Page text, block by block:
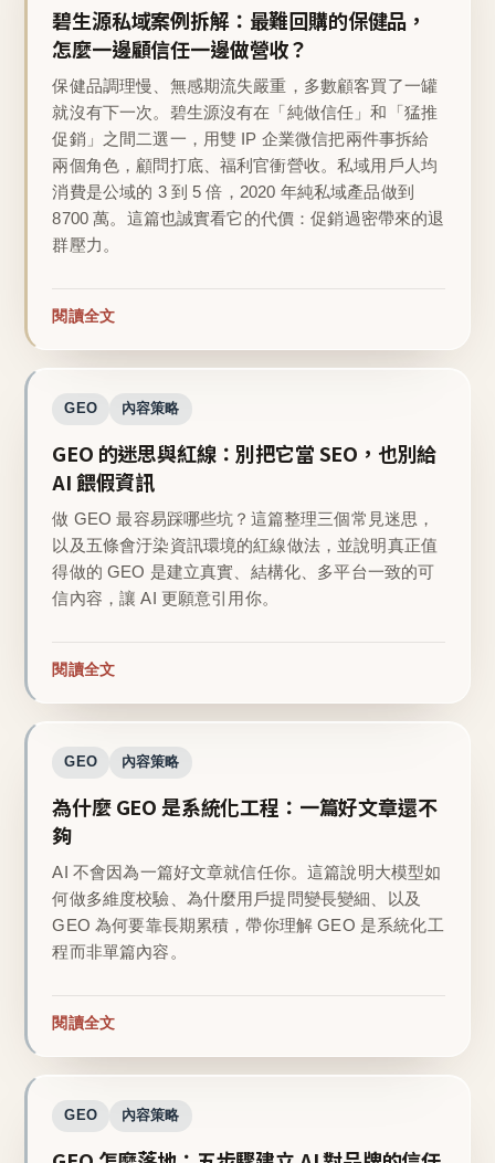
碧生源私域案例拆解：最難回購的保健品，
怎麼一邊顧信任一邊做營收？
保健品調理慢、無感期流失嚴重，多數顧客買了一罐
就沒有下一次。碧生源沒有在「純做信任」和「猛推
促銷」之間二選一，用雙 IP 企業微信把兩件事拆給
兩個角色，顧問打底、福利官衝營收。私域用戶人均
消費是公域的 3 到 5 倍，2020 年純私域產品做到
8700 萬。這篇也誠實看它的代價：促銷過密帶來的退
群壓力。
閱讀全文
GEO 內容策略
GEO 的迷思與紅線：別把它當 SEO，也別給
AI 餵假資訊
做 GEO 最容易踩哪些坑？這篇整理三個常見迷思，
以及五條會汙染資訊環境的紅線做法，並說明真正值
得做的 GEO 是建立真實、結構化、多平台一致的可
信內容，讓 AI 更願意引用你。
閱讀全文
GEO 內容策略
為什麼 GEO 是系統化工程：一篇好文章還不
夠
AI 不會因為一篇好文章就信任你。這篇說明大模型如
何做多維度校驗、為什麼用戶提問變長變細、以及
GEO 為何要靠長期累積，帶你理解 GEO 是系統化工
程而非單篇內容。
閱讀全文
GEO 內容策略